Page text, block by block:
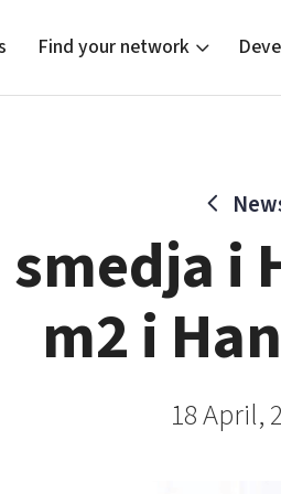
Find your network
East Sweden Tech
Reversed mentorship
Upscaling
Talent & skills
Startup & industry
Offers to boost your
smedja i
m2 i
18 April,